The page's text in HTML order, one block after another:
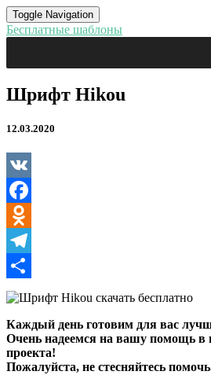
Toggle Navigation
Бесплатные шаблоны
Шрифт
Hikou
Шрифт Hikou
12.03.2020
VK
Facebook
Odnoklassniki
Telegram
Отправить
Каждый день готовим для вас
Очень надеемся на вашу помощь в
проекта!
Пожалуйста, не стесняйтесь